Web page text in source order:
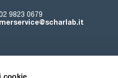
cookie
9823 0679